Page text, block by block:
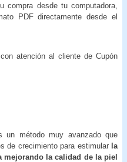
desde tu computadora,
PDF directamente desde el
atención al cliente de Cupón
un método muy avanzado que
de crecimiento para estimularla
la calidad de la piel